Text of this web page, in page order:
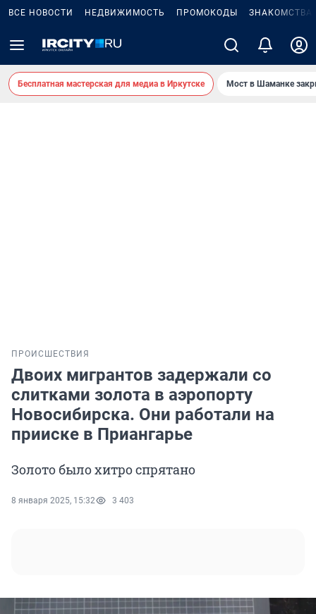
ВСЕ НОВОСТИ НЕДВИЖИМОСТЬ ПРОМОКОДЫ ЗНАКОМСТВА
Бесплатная мастерская для медиа в Иркутске Мост в Шаманке
ПРОИСШЕСТВИЯ
Двоих мигрантов задержали со
слитками золота в аэропорту
Новосибирска. Они работали на
прииске в Приангарье
Золото было хитро спрятано
8 января 2025, 15:32 3 403